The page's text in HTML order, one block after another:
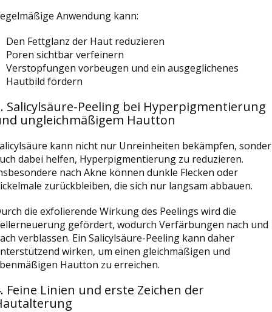
Anwendung kann:
Den Fettglanz der Haut reduzieren
Poren sichtbar verfeinern
Verstopfungen vorbeugen und ein ausgeglichenes
Hautbild fördern
Salicylsäure-Peeling bei Hyperpigmentierung
ungleichmäßigem Hautton
kann nicht nur Unreinheiten bekämpfen,
dabei helfen, Hyperpigmentierung zu reduzieren.
nach Akne können dunkle Flecken oder
zurückbleiben, die sich nur langsam abbauen.
die exfolierende Wirkung des Peelings wird die
gefördert, wodurch Verfärbungen nach und
verblassen. Ein Salicylsäure-Peeling kann daher
wirken, um einen gleichmäßigen und
Hautton zu erreichen.
Feine Linien und erste Zeichen der